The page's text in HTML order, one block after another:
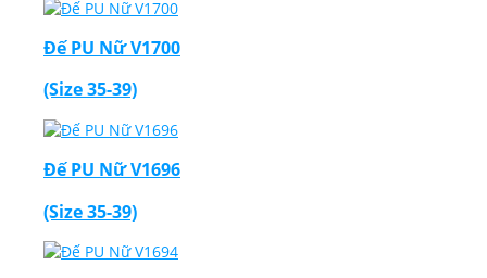
Đế PU Nữ V1700
(Size 35-39)
Đế PU Nữ V1696
(Size 35-39)